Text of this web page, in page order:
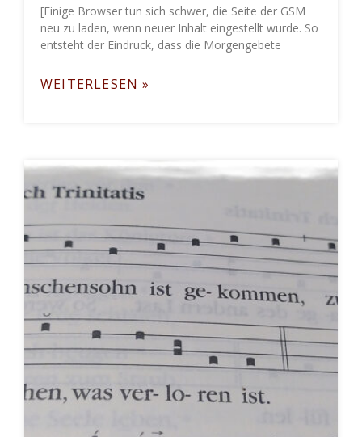
[Einige Browser tun sich schwer, die Seite der GSM
neu zu laden, wenn neuer Inhalt eingestellt wurde. So
entsteht der Eindruck, dass die Morgengebete
WEITERLESEN »